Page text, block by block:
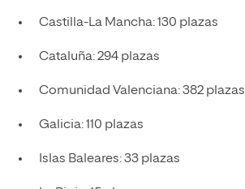
Castilla-La Mancha: 130 plazas
Cataluña: 294 plazas
Comunidad Valenciana: 382 plazas
Galicia: 110 plazas
Islas Baleares: 33 plazas